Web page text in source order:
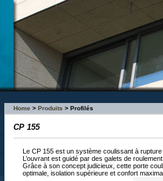
Home > Produits > Profilés
CP 155
Le CP 155 est un système coulissant à
L’ouvrant est guidé par des galets de
Grâce à son concept judicieux, cette porte
optimale, isolation supérieure et confort